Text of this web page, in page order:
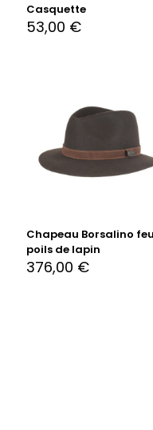
Casquette
53,00 €
Chapeau Borsalino
poils de lapin
376,00 €